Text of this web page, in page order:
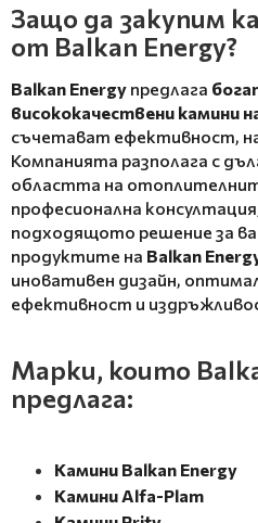
Защо да закупим
от Balkan Energy?
Balkan Energy предлага
висококачествени камини
съчетават ефективност,
Компанията разполага с
областта на
професионална
подходящото решение за
продуктите на Balkan
иновативен дизайн,
ефективност и
Марки, които
предлага:
Камини Balkan Energy
Камини Alfa-Plam